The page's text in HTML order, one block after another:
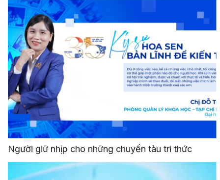
Người giữ nhịp cho những chuyến tàu tri thức